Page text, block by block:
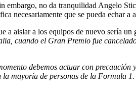
embargo, no da tranquilidad Angelo
necesariamente que se pueda echar a
aislar a los equipos de nuevo sería
cuando el Gran Premio fue
debemos actuar con
mayoría de personas de la Formula